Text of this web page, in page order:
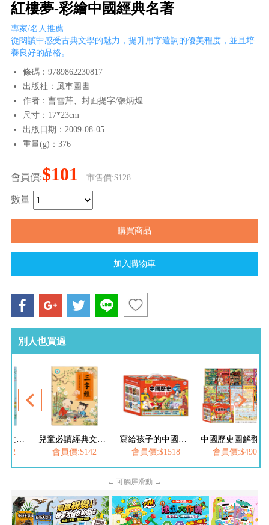
紅樓夢-彩繪中國經典名著
專家/名人推薦
從閱讀中感受古典文學的魅力，提升用字遣詞的優美程度，並且培
養良好的品格。
條碼：9789862230817
出版社：風車圖書
作者：曹雪芹、封面提字/張炳煌
尺寸：17*23cm
出版日期：2009-08-05
重量(g)：376
會員價:$101 市售價:$128
數量
別人也買過
會員價:$142
會員價:$1518
會員價:$4900
← 可觸屏滑動 →